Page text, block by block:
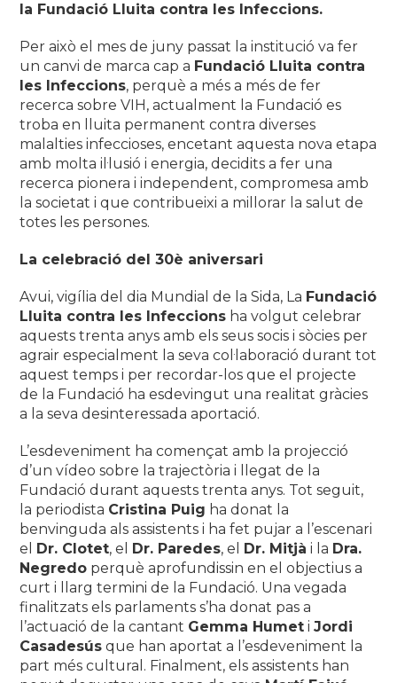
la Fundació Lluita contra les Infeccions.
Per això el mes de juny passat la institució va fer
un canvi de marca cap a Fundació Lluita contra
les Infeccions, perquè a més a més de fer
recerca sobre VIH, actualment la Fundació es
troba en lluita permanent contra diverses
malalties infeccioses, encetant aquesta nova etapa
amb molta il·lusió i energia, decidits a fer una
recerca pionera i independent, compromesa amb
la societat i que contribueixi a millorar la salut de
totes les persones.
La celebració del 30è aniversari
Avui, vigília del dia Mundial de la Sida, La Fundació
Lluita contra les Infeccions ha volgut celebrar
aquests trenta anys amb els seus socis i sòcies per
agrair especialment la seva col·laboració durant tot
aquest temps i per recordar-los que el projecte
de la Fundació ha esdevingut una realitat gràcies
a la seva desinteressada aportació.
L’esdeveniment ha començat amb la projecció
d’un vídeo sobre la trajectòria i llegat de la
Fundació durant aquests trenta anys. Tot seguit,
la periodista Cristina Puig ha donat la
benvinguda als assistents i ha fet pujar a l’escenari
el
Dr. Clotet, el Dr. Paredes, el Dr. Mitjà i la Dra.
Negredo perquè aprofundissin en el objectius a
curt i llarg termini de la Fundació. Una vegada
finalitzats els parlaments s’ha donat pas a
l’actuació de la cantant Gemma Humet iJordi
Casadesús que han aportat a l’esdeveniment la
part més cultural. Finalment, els assistents han